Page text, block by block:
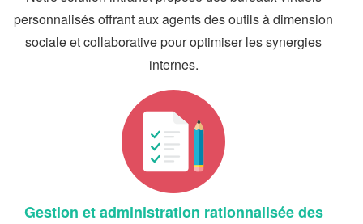
personnalisés offrant aux agents des outils à dimension
sociale et collaborative pour optimiser les synergies
internes.
Gestion et administration rationnalisée des